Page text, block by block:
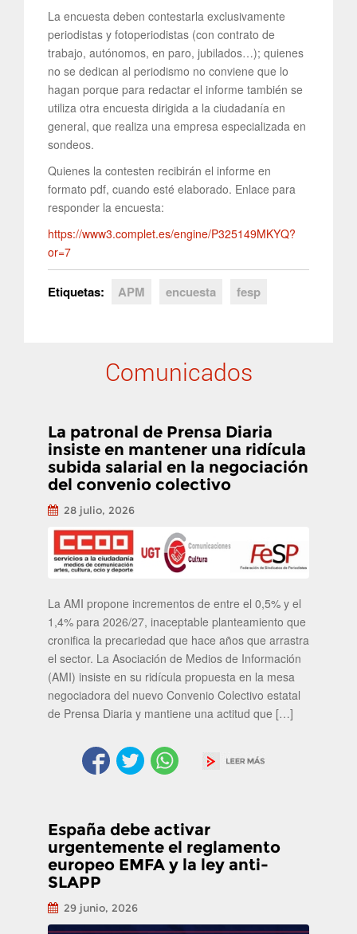
La encuesta deben contestarla exclusivamente
periodistas y fotoperiodistas (con contrato de
trabajo, autónomos, en paro, jubilados…); quienes
no se dedican al periodismo no conviene que lo
hagan porque para redactar el informe también se
utiliza otra encuesta dirigida a la ciudadanía en
general, que realiza una empresa especializada en
sondeos.
Quienes la contesten recibirán el informe en
formato pdf, cuando esté elaborado. Enlace para
responder la encuesta:
https://www3.complet.es/engine/P325149MKYQ?
or=7
Etiquetas: APM encuesta fesp
Comunicados
La patronal de Prensa Diaria
insiste en mantener una ridícula
subida salarial en la negociación
del convenio colectivo
28 julio, 2026
La AMI propone incrementos de entre el 0,5% y el
1,4% para 2026/27, inaceptable planteamiento que
cronifica la precariedad que hace años que arrastra
el sector. La Asociación de Medios de Información
(AMI) insiste en su ridícula propuesta en la mesa
negociadora del nuevo Convenio Colectivo estatal
de Prensa Diaria y mantiene una actitud que […]
España debe activar
urgentemente el reglamento
europeo EMFA y la ley anti-
SLAPP
29 junio, 2026